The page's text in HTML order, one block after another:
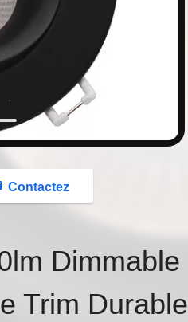
Contactez
Dimmable
Trim Durable